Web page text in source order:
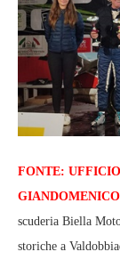
FONTE:
scuderia Biella
storiche a